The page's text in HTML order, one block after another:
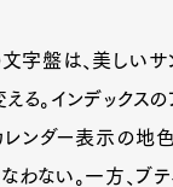
字盤は、美しいサ
る。インデックス
レンダー表示の地
わない。一方、ブ